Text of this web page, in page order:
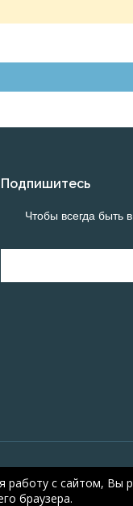
Подпишитесь
Чтобы всегда быть
с сайтом, Вы
браузера.